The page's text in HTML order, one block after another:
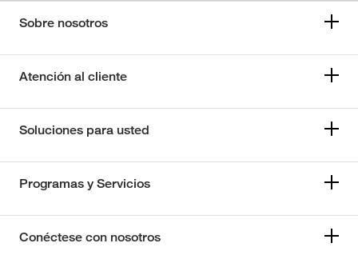
Sobre nosotros
Atención al cliente
Soluciones para usted
Programas y Servicios
Conéctese con nosotros